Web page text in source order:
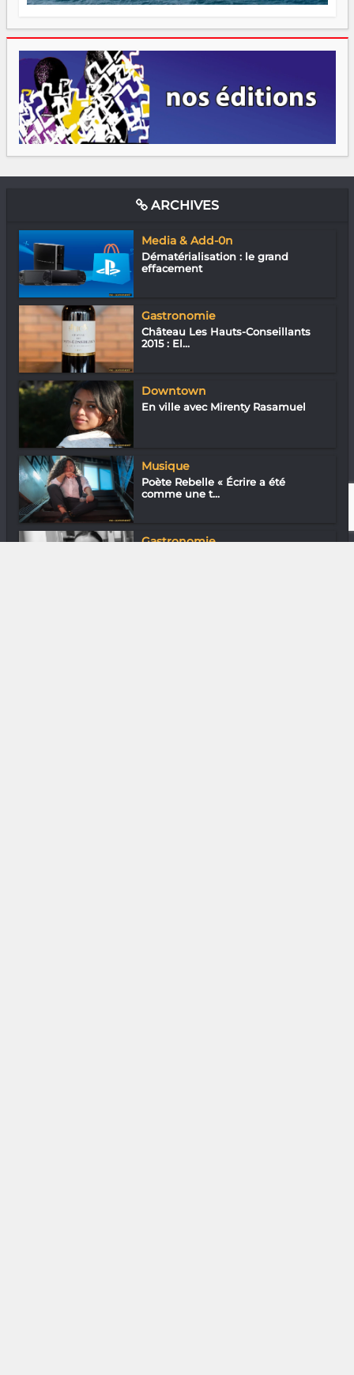
ARCHIVES
Media & Add-0n
Dématérialisation : le grand
effacement
Gastronomie
Château Les Hauts-Conseillants
2015 : El...
Downtown
En ville avec Mirenty Rasamuel
Musique
Poète Rebelle « Écrire a été
comme une t...
Gastronomie